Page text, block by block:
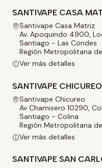
SANTIVAPE CASA
Santivape Casa Matriz
Av. Apoquindo 4900,
Santiago - Las Condes
Región Metropolitana
Ver más detalles
SANTIVAPE CHICUREO
Santivape Chicureo
Av Chamisero 10290,
Santiago - Colina
Región Metropolitana
Ver más detalles
SANTIVAPE SAN